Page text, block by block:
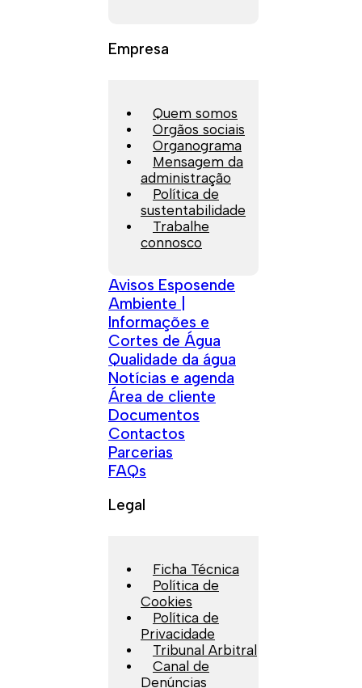
Empresa
Quem somos
Orgãos sociais
Organograma
Mensagem da
administração
Política de
sustentabilidade
Trabalhe
connosco
Avisos Esposende
Ambiente |
Informações e
Cortes de Água
Qualidade da água
Notícias e agenda
Área de cliente
Documentos
Contactos
Parcerias
FAQs
Legal
Ficha Técnica
Política de
Cookies
Política de
Privacidade
Tribunal Arbitral
Canal de
Denúncias